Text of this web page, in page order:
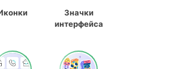
Значки
интерфейса